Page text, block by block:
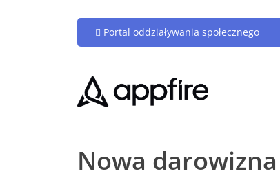
Portal oddziaływania społecznego
Nowa darowizna